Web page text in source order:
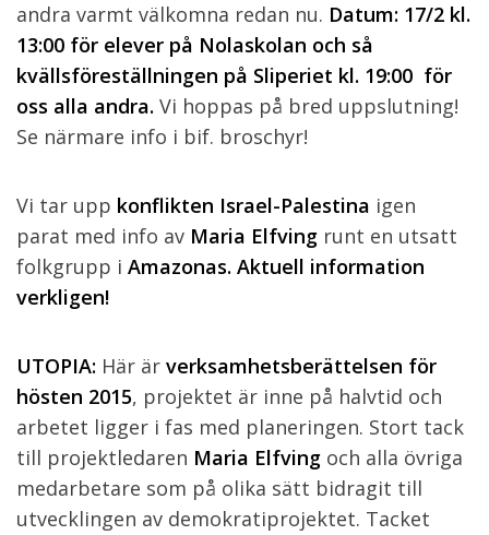
andra varmt välkomna redan nu. Datum: 17/2 kl.
13:00 för elever på Nolaskolan och så
kvällsföreställningen på Sliperiet kl. 19:00 för
oss alla andra. Vi hoppas på bred uppslutning!
Se närmare info i bif. broschyr!
Vi tar upp konflikten Israel-Palestina igen
parat med info av Maria Elfving runt en utsatt
folkgrupp i Amazonas. Aktuell information
verkligen!
UTOPIA: Här är verksamhetsberättelsen för
hösten 2015, projektet är inne på halvtid och
arbetet ligger i fas med planeringen. Stort tack
till projektledaren Maria Elfving och alla övriga
medarbetare som på olika sätt bidragit till
utvecklingen av demokratiprojektet. Tacket